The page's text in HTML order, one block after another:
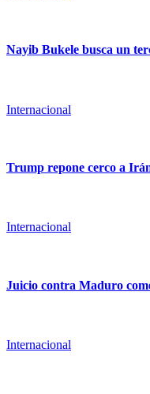
Nayib Bukele busca un
Internacional
Trump repone cerco a
Internacional
Juicio contra Maduro
Internacional